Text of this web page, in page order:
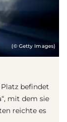
(© Getty Images)
befindet
mit dem sie
reichte es